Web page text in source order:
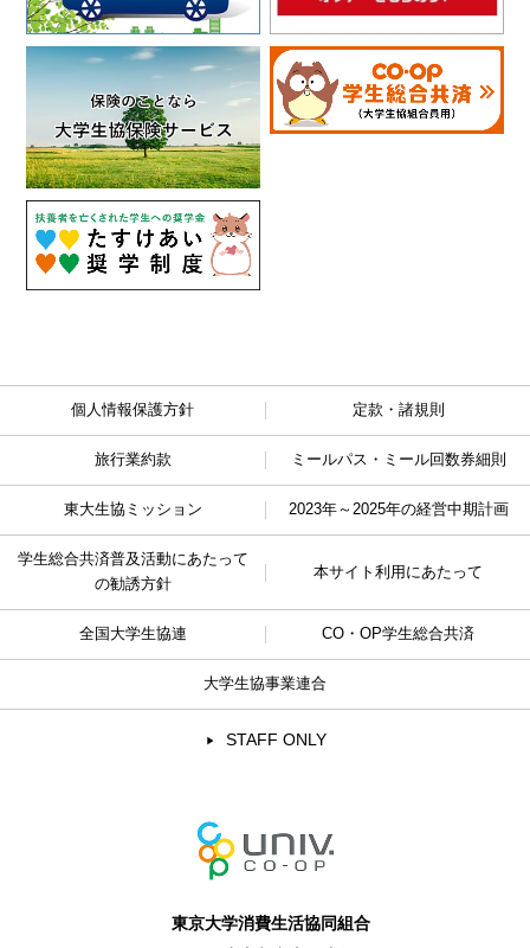
個人情報保護方針 定款・諸規則
旅行業約款 ミールパス・ミール回数券細則
東大生協ミッション 2023年～2025年の経営中期計画
学生総合共済普及活動にあたって
の勧誘方針
本サイト利用にあたって
全国大学生協連 CO・OP学生総合共済
大学生協事業連合
STAFF ONLY
東京大学消費生活協同組合